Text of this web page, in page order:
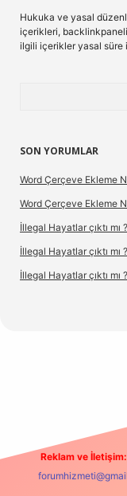
Hukuka ve yasal
içerikleri,
ilgili içerikler yasal süre
SON YORUMLAR
Word Çerçeve Ekleme
Word Çerçeve Ekleme
İllegal Hayatlar çıktı mı ?
İllegal Hayatlar çıktı mı ?
İllegal Hayatlar çıktı mı ?
Reklam ve İletişim: